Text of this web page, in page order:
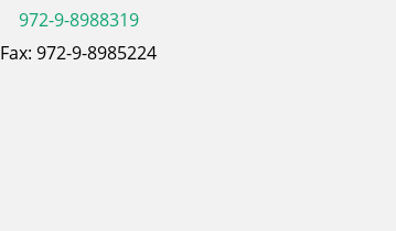
972-9-8988319
Fax: 972-9-8985224